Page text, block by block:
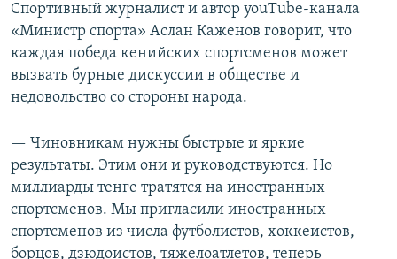
Спортивный журналист и автор youTube-канала
«Министр спорта» Аслан Каженов говорит, что
каждая победа кенийских спортсменов может
вызвать бурные дискуссии в обществе и
недовольство со стороны народа.
— Чиновникам нужны быстрые и яркие
результаты. Этим они и руководствуются. Но
миллиарды тенге тратятся на иностранных
спортсменов. Мы пригласили иностранных
спортсменов из числа футболистов, хоккеистов,
борцов, дзюдоистов, тяжелоатлетов, теперь